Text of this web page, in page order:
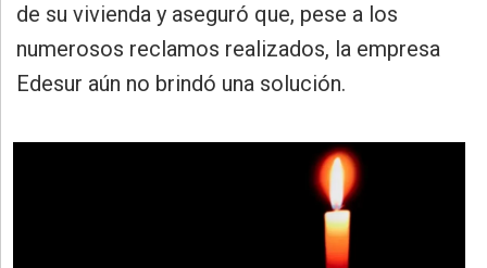
Salud
Cultura
de su vivienda y aseguró que, pese a los
numerosos reclamos realizados, la empresa
Edesur aún no brindó una solución.